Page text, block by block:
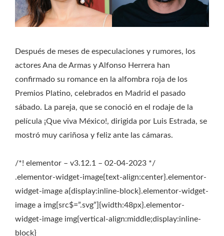
Después de meses de especulaciones y rumores, los
actores Ana de Armas y Alfonso Herrera han
confirmado su romance en la alfombra roja de los
Premios Platino, celebrados en Madrid el pasado
sábado. La pareja, que se conoció en el rodaje de la
película ¡Que viva México!, dirigida por Luis Estrada, se
mostró muy cariñosa y feliz ante las cámaras.
/*! elementor – v3.12.1 – 02-04-2023 */
.elementor-widget-image{text-align:center}.elementor-
widget-image a{display:inline-block}.elementor-widget-
image a img[src$=”.svg”]{width:48px}.elementor-
widget-image img{vertical-align:middle;display:inline-
block}